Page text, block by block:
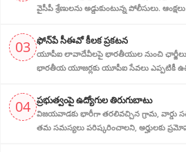
వైసీపీ శ్రేణుల‌ను అడ్డుకుంటున్న పోలీసులు.
03 ఫోన్‌పే సీఈవో కీలక ప్రకటన
యూపీఐ లావాదేవీలపై భారతీయుల నుంచి
భారతీయ యూజర్లకు యూపీఐ సేవలు ఎప్పటికీ
04 ప్ర‌భుత్వంపై ఉద్యోగుల తిరుగుబాటు
విజయవాడకు భారీగా తరలివచ్చిన గ్రామ‌, వార్డు
తమ సమస్యలు